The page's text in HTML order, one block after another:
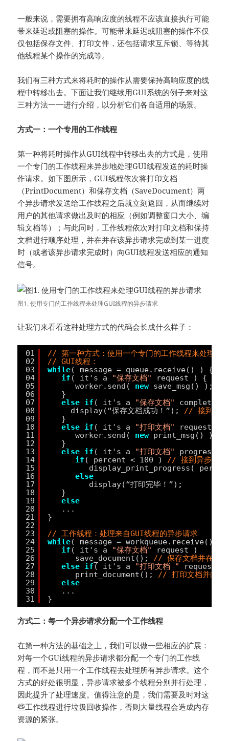
一般来说，需要拥有高响应度的线程不应该直接执行可能
带来延迟或阻塞的操作。可能带来延迟或阻塞的操作不仅
仅包括保存文件、打印文件，还包括请求互斥锁、等待其
他线程某个操作的完成等。
我们有三种方式来将耗时的操作从需要保持高响应度的线
程中转移出去。下面让我们继续用GUI系统的例子来对这
三种方法一一进行介绍，以分析它们各自适用的场景。
方式一：一个专用的工作线程
第一种将耗时操作从GUI线程中转移出去的方式是，使用
一个专门的工作线程来异步地处理GUI线程发送的耗时操
作请求。如下图所示，GUI线程依次将打印文档
（PrintDocument）和保存文档（SaveDocument）两
个异步请求发送给工作线程之后就立刻返回，从而继续对
用户的其他请求做出及时的相应（例如调整窗口大小、编
辑文档等）；与此同时，工作线程依次对打印文档和保持
文档进行顺序处理，并在并在该异步请求完成到某一进度
时（或者该异步请求完成时）向GUI线程发送相应的通知
信号。
图1. 使用专门的工作线程来处理GUI线程的异步请求
让我们来看看这种处理方式的代码会长成什么样子：
01
02
03
04
05
06
07
08
09
10
11
12
13
14
15
16
17
18
19
20
21
22
23
24
25
26
27
28
29
30
31
// 第一种方式：使用一个专门的工作线程来处理
// GUI线程：
while( message = queue.receive() ) {
if ( it's a "保存文档"
request ) {
worker.send( new save_msg() );
}
else if ( it's a "保存文档"
display(“保存文档成功！”); // 接到异步
}
else if ( it's a "打印文档"
request )
worker.send( new print_msg() );
}
else if ( it's a "打印文档"
progress
if ( percent < 100 ) // 接到异步请求
display_print_progress(
else
display(“打印完毕！”);
}
else
...
}
// 工作线程：处理来自GUI线程的异步请求
while( message = workqueue.receive() )
if ( it's a "保存文档"
request )
save_document(); // 保存文档并在结束
else if ( it's a "打印文档 "
request )
print_document(); // 打印文档并向
else
...
}
方式二：每一个异步请求分配一个工作线程
在第一种方法的基础之上，我们可以做一些相应的扩展：
对每一个GUi线程的异步请求都分配一个专门的工作线
程，而不是只用一个工作线程去处理所有异步请求。这个
方式的好处很明显，异步请求被多个线程分别并行处理，
因此提升了处理速度。值得注意的是，我们需要及时对这
些工作线程进行垃圾回收操作，否则大量线程会造成内存
资源的紧张。